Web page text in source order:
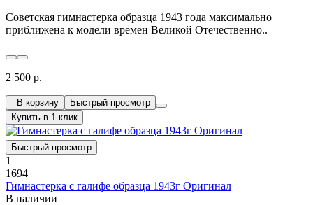
Советская гимнастерка образца 1943 года максимально
приближена к модели времен Великой Отечественно..
2 500 р.
В корзину
Быстрый просмотр
Купить в 1 клик
Быстрый просмотр
1
1694
Гимнастерка с галифе образца 1943г Оригинал
В наличии